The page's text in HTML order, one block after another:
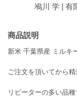
鳰川 学 | 有
商品説明
新米 千葉県産 ミルキ
ご注文を頂いてから精
リピーターの多い品種